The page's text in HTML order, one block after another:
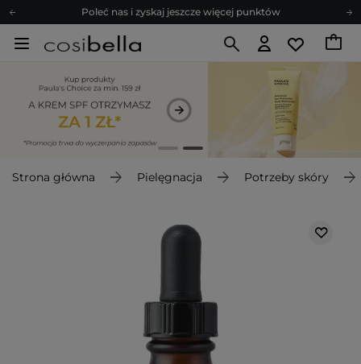
Poleć nas i zyskaj jeszcze więcej punktów
Zapisz się na newsletter pełen porad
Z nami to możliwe! Realizacja zamówienia do 24h.
Poleć nas i zyskaj jeszcze więcej punktów
Zapisz się na newsletter pełen porad
Strona główna Pielęgnacja Potrzeby skóry